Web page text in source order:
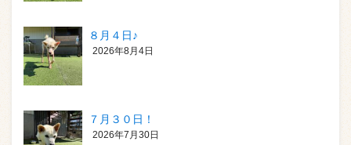
８月４日♪
2026年8月4日
７月３０日！
2026年7月30日